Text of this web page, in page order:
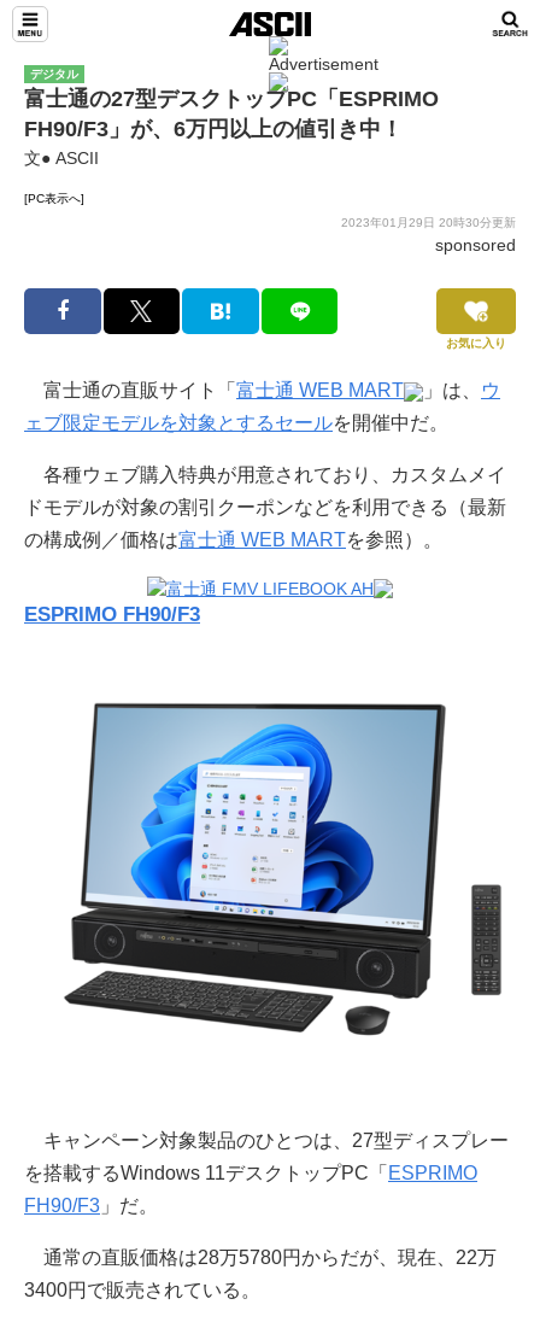
デジタル
富士通の27型デスクトップPC「ESPRIMO
FH90/F3」が、6万円以上の値引き中！
文● ASCII
[PC表示へ]
2023年01月29日 20時30分更新
sponsored
お気に入り
富士通の直販サイト「 富士通 WEB MART 」は、
ウ
ェブ限定モデルを対象とするセールを開催中だ。
各種ウェブ購入特典が用意されており、カスタムメイ
ドモデルが対象の割引クーポンなどを利用できる（最新
の構成例／価格は富士通 WEB MARTを参照）。
ESPRIMO FH90/F3
キャンペーン対象製品のひとつは、27型ディスプレー
を搭載するWindows 11デスクトップPC「 ESPRIMO
FH90/F3 」だ。
通常の直販価格は28万5780円からだが、現在、22万
3400円で販売されている。